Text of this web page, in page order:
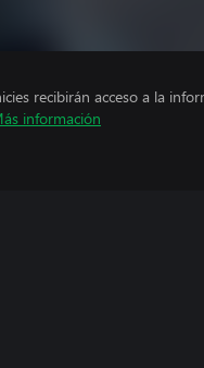
recibirán acceso a la
información